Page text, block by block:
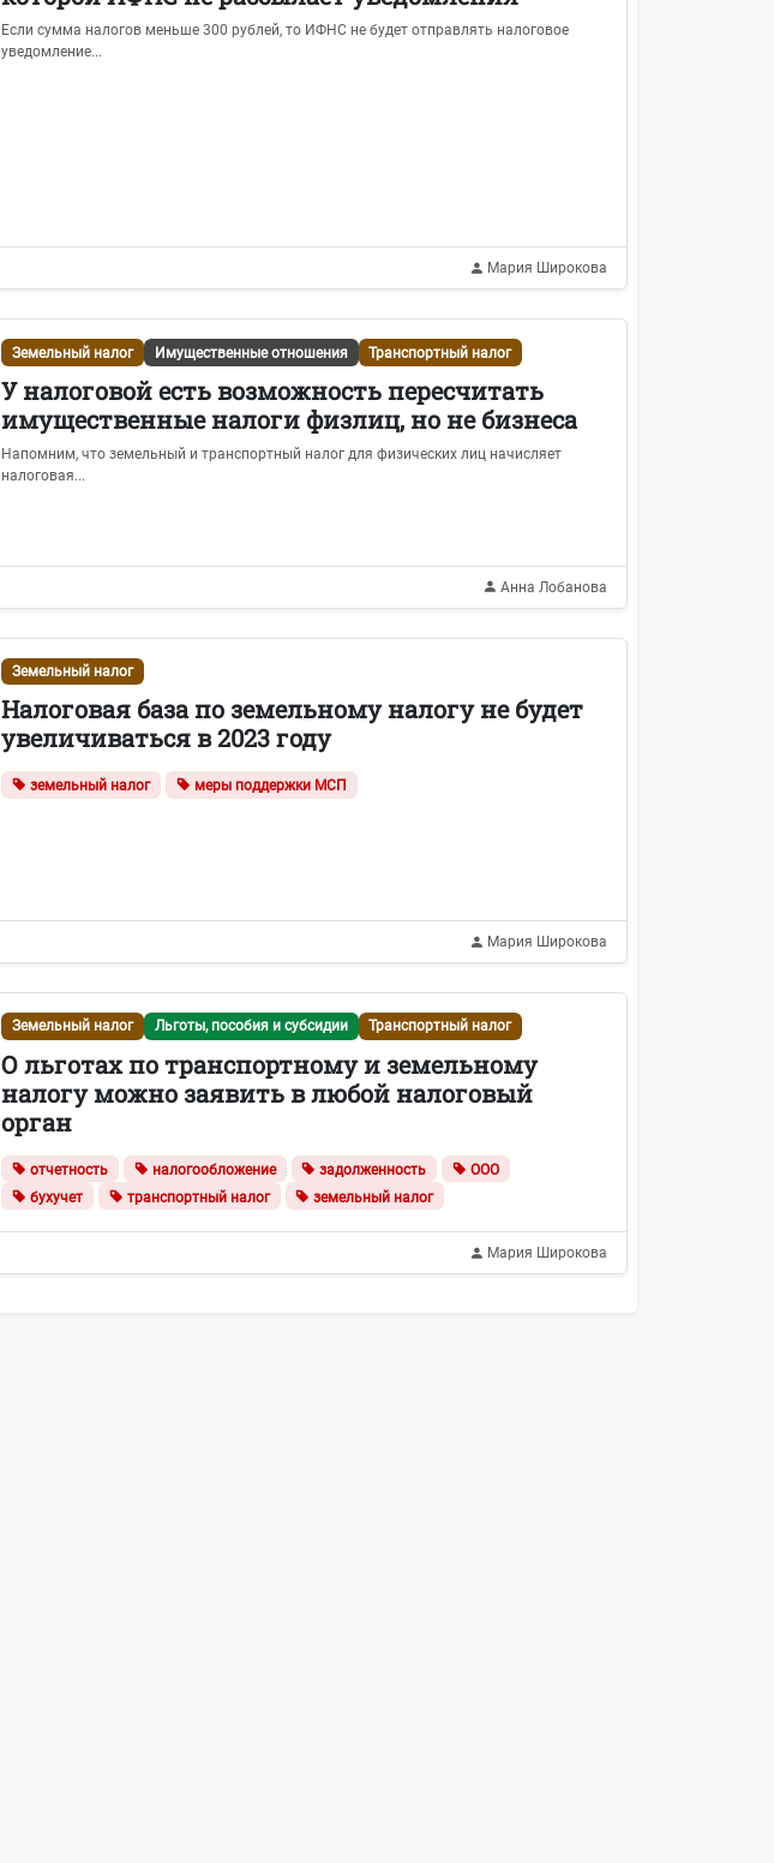
Если сумма налогов меньше 300 рублей, то ИФНС не будет отправлять налоговое
уведомление...
Мария Широкова
Земельный налог Имущественные отношения Транспортный налог
У налоговой есть возможность пересчитать
имущественные налоги физлиц, но не бизнеса
Напомним, что земельный и транспортный налог для физических лиц начисляет
налоговая...
Анна Лобанова
Земельный налог
Налоговая база по земельному налогу не будет
увеличиваться в 2023 году
земельный налог меры поддержки МСП
Мария Широкова
Земельный налог Льготы, пособия и субсидии Транспортный налог
О льготах по транспортному и земельному
налогу можно заявить в любой налоговый
орган
отчетность налогообложение задолженность
ООО
бухучет
транспортный налог земельный налог
Мария Широкова